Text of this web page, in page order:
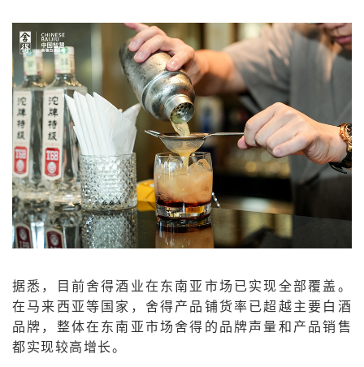
据悉，目前舍得酒业在东南亚市场已实现全部覆盖。
在马来西亚等国家，舍得产品铺货率已超越主要白酒
品牌，整体在东南亚市场舍得的品牌声量和产品销售
都实现较高增长。